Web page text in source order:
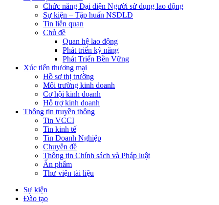
Chức năng Đại diện Người sử dụng lao động
Sự kiện – Tập huấn NSDLĐ
Tin liên quan
Chủ đề
Quan hệ lao động
Phát triển kỹ năng
Phát Triển Bền Vững
Xúc tiến thương mại
Hồ sơ thị trường
Môi trường kinh doanh
Cơ hội kinh doanh
Hỗ trợ kinh doanh
Thông tin truyền thông
Tin VCCI
Tin kinh tế
Tin Doanh Nghiệp
Chuyên đề
Thông tin Chính sách và Pháp luật
Ấn phẩm
Thư viện tài liệu
Sự kiện
Đào tạo